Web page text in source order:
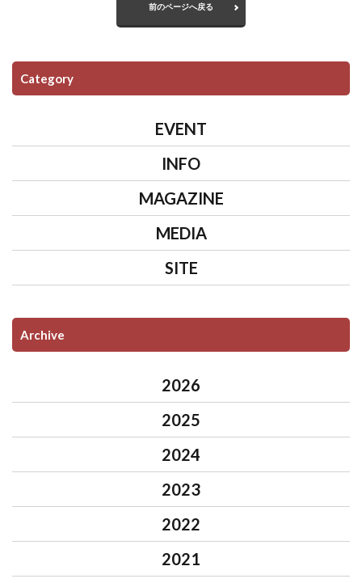
前のページへ戻る
Category
EVENT
INFO
MAGAZINE
MEDIA
SITE
Archive
2026
2025
2024
2023
2022
2021